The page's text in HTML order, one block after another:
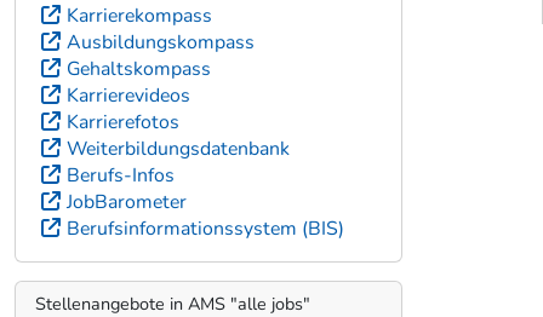
Karrierekompass
Ausbildungskompass
Gehaltskompass
Karrierevideos
Karrierefotos
Weiterbildungsdatenbank
Berufs-Infos
JobBarometer
Berufsinformationssystem (BIS)
Stellenangebote in AMS "alle jobs"